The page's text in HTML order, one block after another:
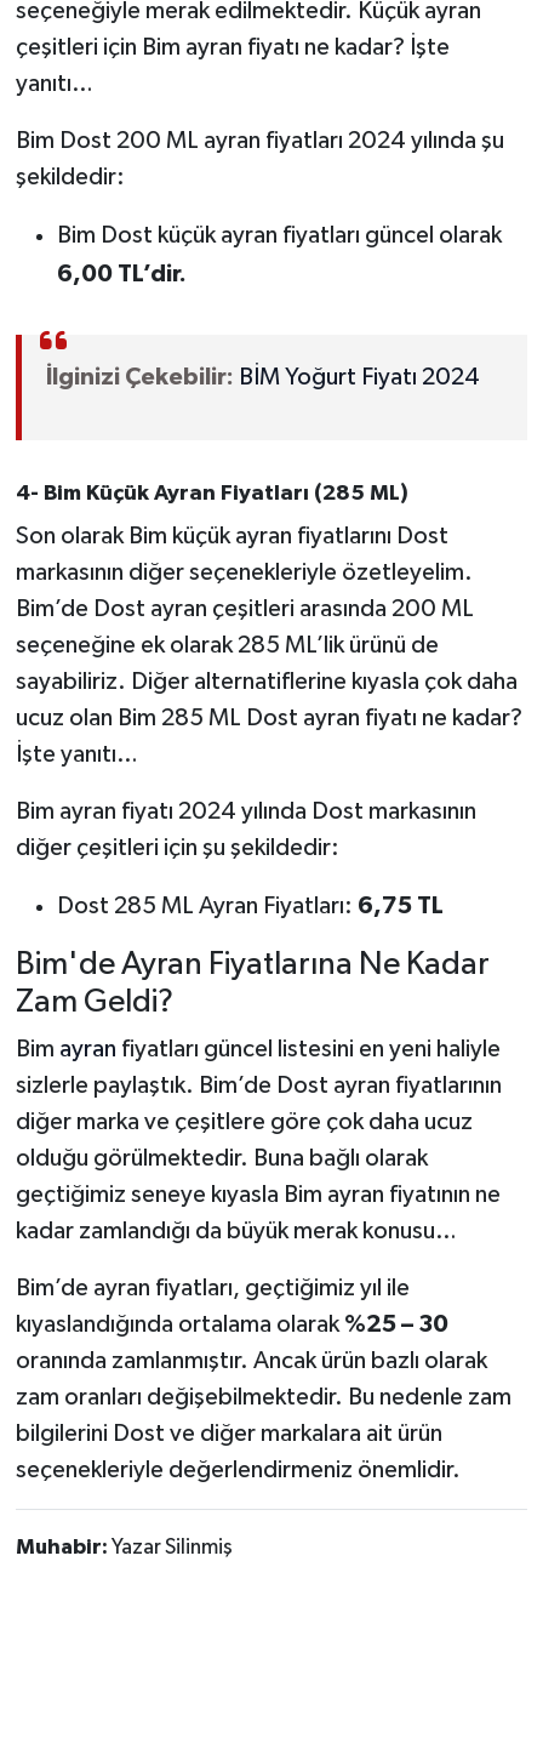
seçeneğiyle merak edilmektedir. Küçük ayran
çeşitleri için Bim ayran fiyatı ne kadar? İşte
yanıtı…
Bim Dost 200 ML ayran fiyatları 2024 yılında şu
şekildedir:
Bim Dost küçük ayran fiyatları güncel olarak
6,00 TL’dir.
İlginizi Çekebilir: BİM Yoğurt Fiyatı 2024
4- Bim Küçük Ayran Fiyatları (285 ML)
Son olarak Bim küçük ayran fiyatlarını Dost
markasının diğer seçenekleriyle özetleyelim.
Bim’de Dost ayran çeşitleri arasında 200 ML
seçeneğine ek olarak 285 ML’lik ürünü de
sayabiliriz. Diğer alternatiflerine kıyasla çok daha
ucuz olan Bim 285 ML Dost ayran fiyatı ne kadar?
İşte yanıtı…
Bim ayran fiyatı 2024 yılında Dost markasının
diğer çeşitleri için şu şekildedir:
Dost 285 ML Ayran Fiyatları: 6,75 TL
Bim'de Ayran Fiyatlarına Ne Kadar
Zam Geldi?
Bim ayran fiyatları güncel listesini en yeni haliyle
sizlerle paylaştık. Bim’de Dost ayran fiyatlarının
diğer marka ve çeşitlere göre çok daha ucuz
olduğu görülmektedir. Buna bağlı olarak
geçtiğimiz seneye kıyasla Bim ayran fiyatının ne
kadar zamlandığı da büyük merak konusu…
Bim’de ayran fiyatları, geçtiğimiz yıl ile
kıyaslandığında ortalama olarak %25 – 30
oranında zamlanmıştır. Ancak ürün bazlı olarak
zam oranları değişebilmektedir. Bu nedenle zam
bilgilerini Dost ve diğer markalara ait ürün
seçenekleriyle değerlendirmeniz önemlidir.
Muhabir: Yazar Silinmiş